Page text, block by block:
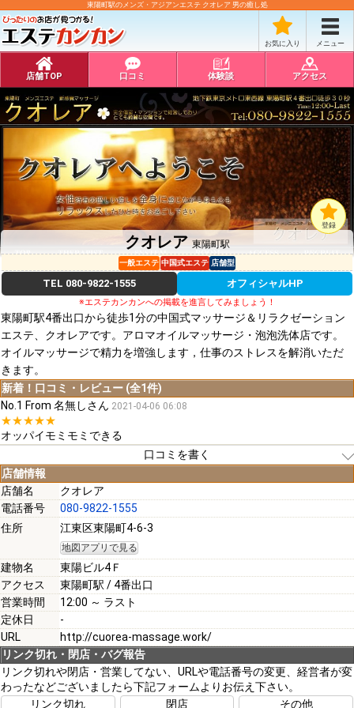
東陽町駅のメンズ・アジアンエステ クオレア 男の癒し処
お気に入り メニュー
店舗TOP 口コミ 体験談 アクセス
クオレア東陽町駅
登録
一般エステ 中国式エステ 店舗型
TEL 080-9822-1555 オフィシャルHP
※エステカンカンへの掲載を進言してみましょう！
東陽町駅4番出口から徒歩1分の中国式マッサージ＆リラクゼーション
エステ、クオレアです。アロマオイルマッサージ・泡泡洗体店です。
オイルマッサージで精力を増強します，仕事のストレスを解消いただ
きます。
新着！口コミ・レビュー (全1件)
No.1 From 名無しさん 2021-04-06 06:08
★★★★★
オッパイモミモミできる
口コミを書く
[必須]
[必須]
[必須]
注意事項
店舗情報
店舗名
クオレア
電話番号
080-9822-1555
住所
江東区東陽町4-6-3
地図アプリで見る
建物名
東陽ビル4Ｆ
アクセス
東陽町駅 / 4番出口
営業時間
12:00 ～ ラスト
定休日
-
URL
http://cuorea-massage.work/
リンク切れ・閉店・バグ報告
リンク切れや閉店・営業してない、URLや電話番号の変更、経営者が変
わったなどございましたら下記フォームよりお伝え下さい。
リンク切れ
閉店 その他